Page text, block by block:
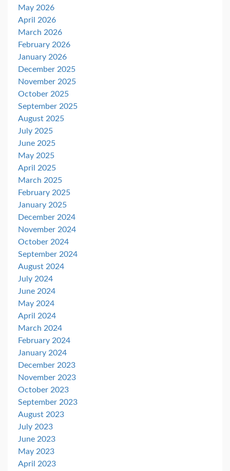
May 2026
April 2026
March 2026
February 2026
January 2026
December 2025
November 2025
October 2025
September 2025
August 2025
July 2025
June 2025
May 2025
April 2025
March 2025
February 2025
January 2025
December 2024
November 2024
October 2024
September 2024
August 2024
July 2024
June 2024
May 2024
April 2024
March 2024
February 2024
January 2024
December 2023
November 2023
October 2023
September 2023
August 2023
July 2023
June 2023
May 2023
April 2023